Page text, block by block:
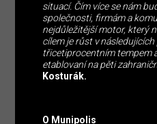
situací. Čím více se nám
společnosti, firmám a
nejdůležitější motor, který
cílem je růst v
třicetiprocentním tempem
etablovaní na pěti
Kosturák.
O Munipolis